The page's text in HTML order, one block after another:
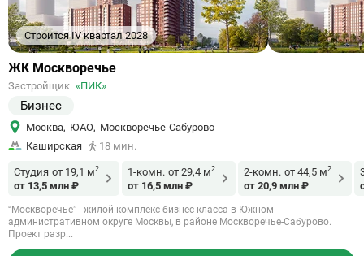
Строится IV квартал 2028
Ссылка
объект
ЖК Москворечье
Застройщик «ПИК»
Бизнес
Москва, ЮАО, Москворечье-Сабурово
Каширская
18 мин.
Студия от 19,1 м2
от 13,5 млн ₽
1-комн. от 29,4 м2
от 16,5 млн ₽
2-комн. от 44,5 м2
от 20,9 млн ₽
“Москворечье” - жилой комплекс бизнес-класса в Южном
административном округе Москвы, в районе Москворечье-Сабурово.
Проект разр...